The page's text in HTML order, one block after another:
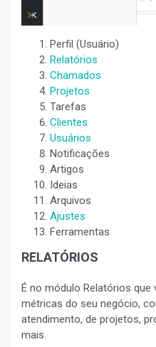
Perfil (Usuário)
Relatórios
Chamados
Projetos
Tarefas
Clientes
Usuários
Notificações
Artigos
Ideias
Arquivos
Ajustes
Ferramentas
RELATÓRIOS
É no módulo Relatórios
métricas do seu negócio,
atendimento, de projetos,
mais.